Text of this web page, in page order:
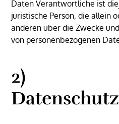
Daten Verantwortliche ist
juristische Person, die allein
anderen über die Zwecke
von personenbezogenen
2)